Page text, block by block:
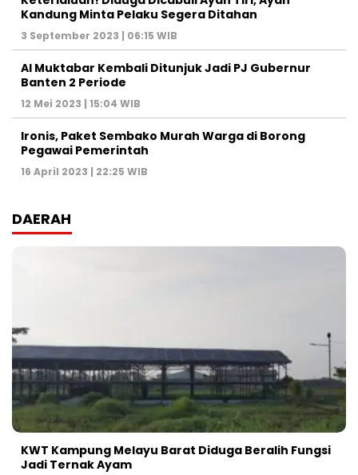
Kandung Minta Pelaku Segera Ditahan
3 September 2023 | 06:15 WIB
Al Muktabar Kembali Ditunjuk Jadi PJ Gubernur
Banten 2 Periode
12 Mei 2023 | 15:04 WIB
Ironis, Paket Sembako Murah Warga di Borong
Pegawai Pemerintah
16 April 2023 | 22:25 WIB
DAERAH
KWT Kampung Melayu Barat Diduga Beralih Fungsi
Jadi Ternak Ayam